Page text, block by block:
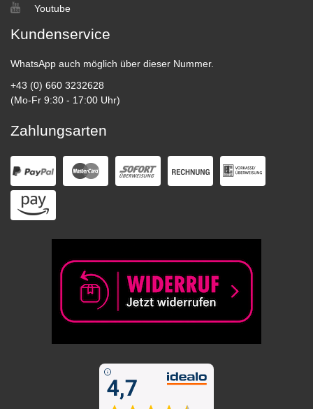
Youtube
Kundenservice
WhatsApp auch möglich über dieser Nummer.
+43 (0) 660 3232628
(Mo-Fr 9:30 - 17:00 Uhr)
Zahlungsarten